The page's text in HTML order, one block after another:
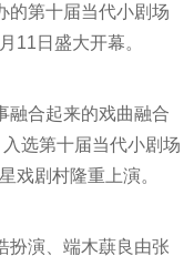
的第十届当代小剧场
11日盛大开幕。
融合起来的戏曲融合
选第十届当代小剧场
戏剧村隆重上演。
扮演、端木蕻良由张